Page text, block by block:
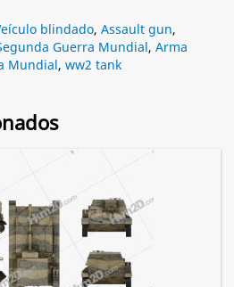
blindado, Assault gun,
Guerra Mundial, Arma
Mundial, ww2 tank